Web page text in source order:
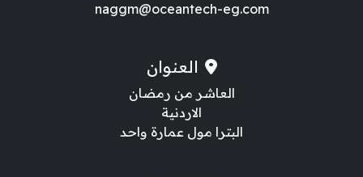
naggm@oceantech-eg.com
العنوان
العاشر من رمضان
الاردنية
البترا مول عمارة واحد